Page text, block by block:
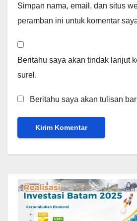
Simpan nama, email, dan situs
peramban ini untuk komentar
Beritahu saya akan tindak lanjut
surel.
Beritahu saya akan tulisan